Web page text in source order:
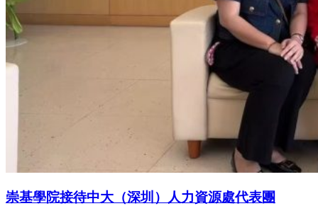
崇基學院接待中大（深圳）人力資源處代表團